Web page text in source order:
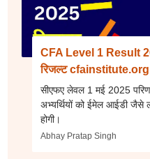
CFA Level 1 Result
रिजल्ट cfainstitute.org
सीएफए लेवल 1 मई 2025
अभ्यर्थियों को ईमेल आईडी जैसे
होगी।
Abhay Pratap Singh